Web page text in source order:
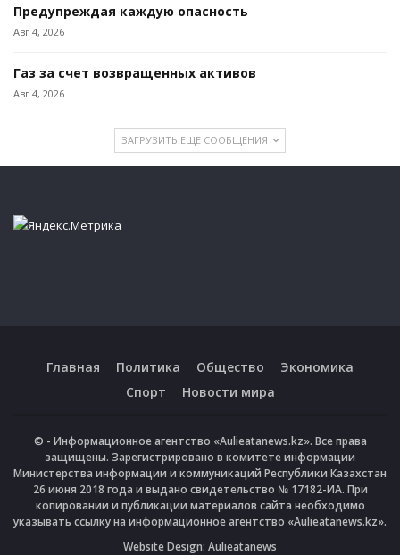
Предупреждая каждую опасность
Авг 4, 2026
Газ за счет возвращенных активов
Авг 4, 2026
ЗАГРУЗИТЬ ЕЩЕ СООБЩЕНИЯ
Главная Политика Общество
Экономика
Спорт
Новости мира
© - Информационное агентство «Aulieatanews.kz». Все права
защищены. Зарегистрировано в комитете информации
Министерства информации и коммуникаций Республики Казахстан
26 июня 2018 года и выдано свидетельство № 17182-ИА. При
копировании и публикации материалов сайта необходимо
указывать ссылку на информационное агентство «Aulieatanews.kz».
Website Design: Aulieatanews